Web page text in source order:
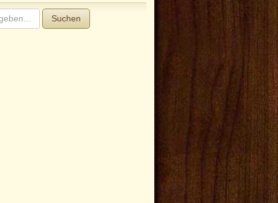
Suchen